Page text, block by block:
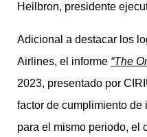
Heilbron, presidente
Adicional a destacar los
Airlines, el informe “The
2023, presentado por
factor de cumplimiento
para el mismo periodo, el